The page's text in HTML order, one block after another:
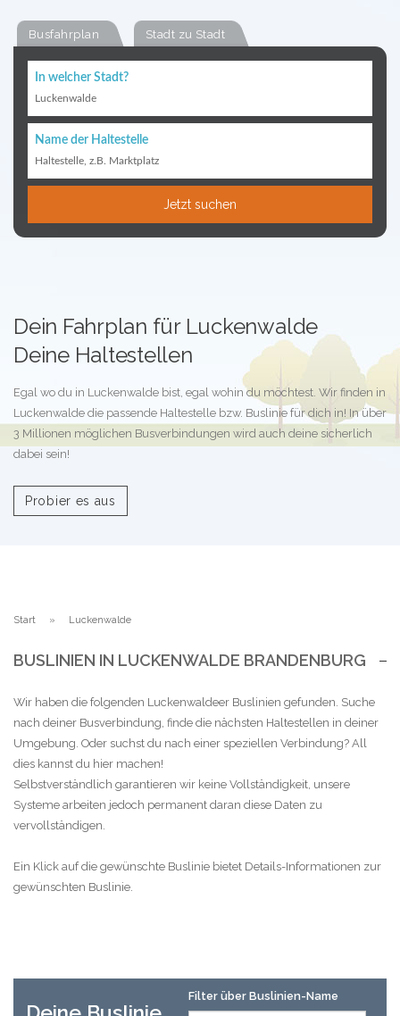
Busfahrplan Stadt zu Stadt
In welcher Stadt?
Luckenwalde
Name der Haltestelle
Haltestelle, z.B. Marktplatz
Jetzt suchen
Dein Fahrplan für Luckenwalde
Deine Haltestellen
Egal wo du in Luckenwalde bist, egal wohin du möchtest. Wir finden in
Luckenwalde die passende Haltestelle bzw. Buslinie für dich in! In über
3 Millionen möglichen Busverbindungen wird auch deine sicherlich
dabei sein!
Probier es aus
Start Luckenwalde
BUSLINIEN IN LUCKENWALDE BRANDENBURG
Wir haben die folgenden Luckenwaldeer Buslinien gefunden. Suche
nach deiner Busverbindung, finde die nächsten Haltestellen in deiner
Umgebung. Oder suchst du nach einer speziellen Verbindung? All
dies kannst du hier machen!
Selbstverständlich garantieren wir keine Vollständigkeit, unsere
Systeme arbeiten jedoch permanent daran diese Daten zu
vervollständigen.
Ein Klick auf die gewünschte Buslinie bietet Details-Informationen zur
gewünschten Buslinie.
Filter über Buslinien-Name